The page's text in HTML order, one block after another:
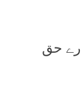
حق